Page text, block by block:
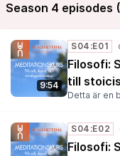
Season 4 episodes
9:54
S04:E01
Filosofi:
till
Detta är en
S04:E02
Filosofi: